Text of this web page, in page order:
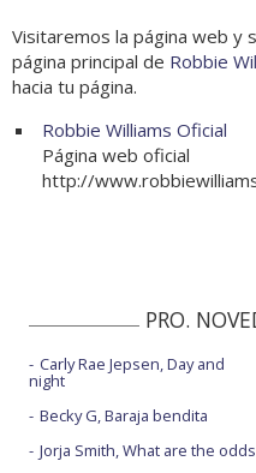
Visitaremos la página web y
página principal de Robbie
hacia tu página.
Robbie Williams Oficial
Página web oficial
http://
PRO.
Carly Rae Jepsen, Day and
night
Becky G, Baraja bendita
Jorja Smith, What are the odds